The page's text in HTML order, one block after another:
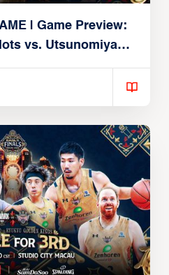
| Game Preview:
vs. Utsunomiya